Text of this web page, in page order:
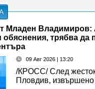
Младен Владимиров:
обяснения, трябва да
09 Авг 2026 | 13:20
/КРОСС/ След
Пловдив, извършено